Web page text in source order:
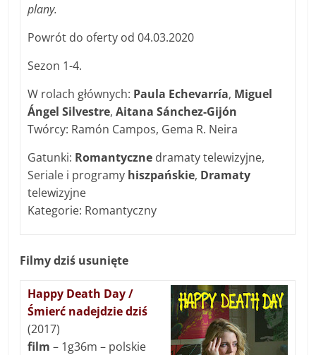
plany.
Powrót do oferty od 04.03.2020
Sezon 1-4.
W rolach głównych: Paula Echevarría, Miguel
Ángel Silvestre,Aitana Sánchez-Gijón
Twórcy: Ramón Campos, Gema R. Neira
Gatunki: Romantyczne dramaty telewizyjne,
Seriale i programy hiszpańskie, Dramaty
telewizyjne
Kategorie: Romantyczny
Filmy dziś usunięte
Happy Death Day /
Śmierć nadejdzie dziś
(2017)
film – 1g36m – polskie